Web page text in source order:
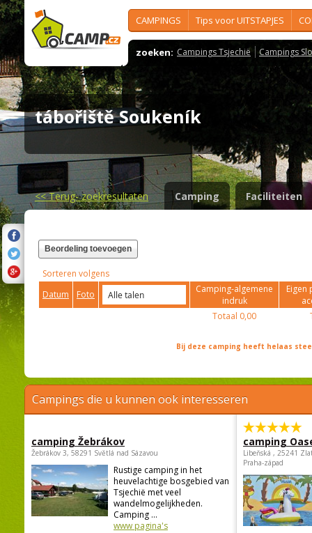
CAMPINGS Tips voor UITSTAPJES
zoeken: Campings Tsjechië Campings
tábořiště Soukeník
<<Terug- zoekresultaten Camping Faciliteiten
Beordeling toevoegen
Sorteren volgens
Datum
Foto
Camping-algemene
indruk
Eigen
Totaal 0,00
Bij deze camping heeft helaas
Campings die u kunnen ook interesseren
camping Žebrákov
Žebrákov 3, 58291 Světlá nad Sázavou
Rustige camping in het
heuvelachtige bosgebied van
Tsjechië met veel
wandelmogelijkheden.
Camping ...
www pagina's
camping
Libeňská , 25241
Praha-západ